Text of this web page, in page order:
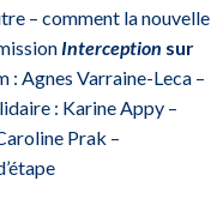
– comment la nouvelle
Interception sur
: Agnes Varraine-Leca –
: Karine Appy –
Prak –